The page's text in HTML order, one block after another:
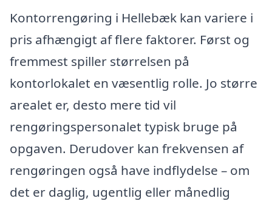
Kontorrengøring i Hellebæk kan variere i
pris afhængigt af flere faktorer. Først og
fremmest spiller størrelsen på
kontorlokalet en væsentlig rolle. Jo større
arealet er, desto mere tid vil
rengøringspersonalet typisk bruge på
opgaven. Derudover kan frekvensen af
rengøringen også have indflydelse – om
det er daglig, ugentlig eller månedlig